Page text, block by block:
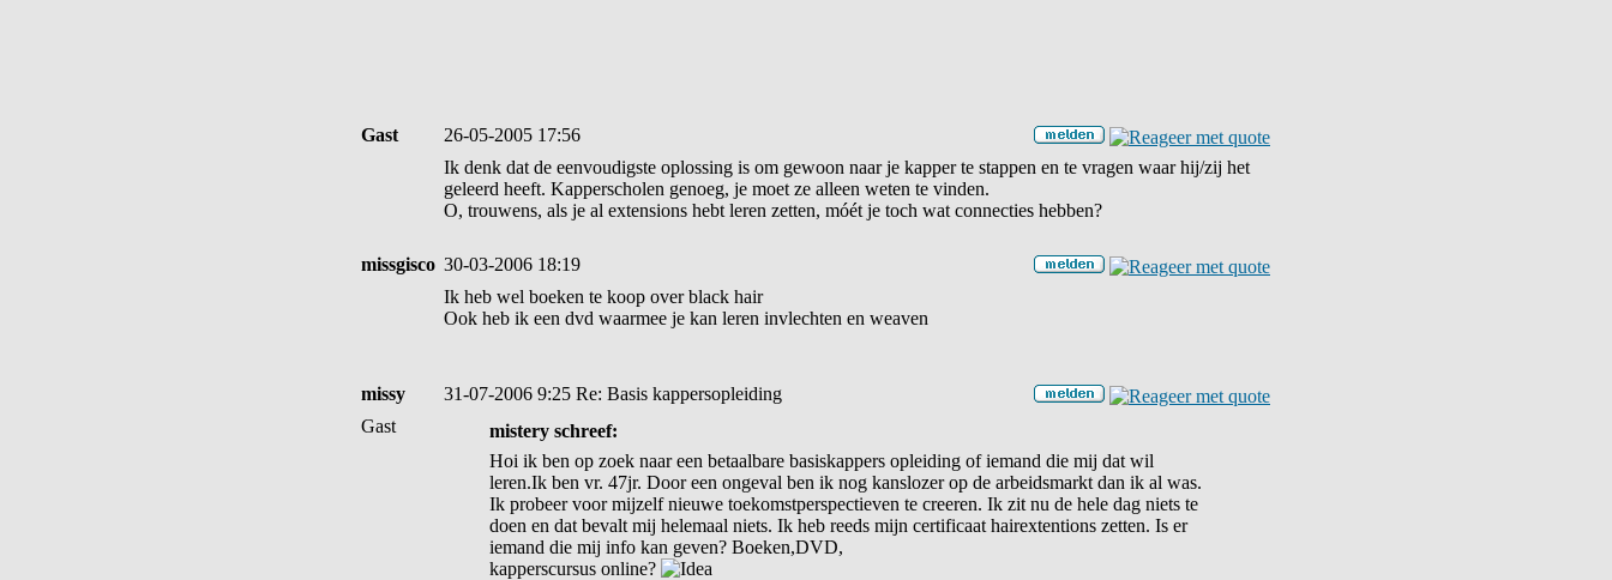
Gast
26-05-2005 17:56
Ik denk dat de eenvoudigste oplossing is om gewoon naar je kapper te stappen en te vragen waar hij/zij het
geleerd heeft. Kapperscholen genoeg, je moet ze alleen weten te vinden.
O, trouwens, als je al extensions hebt leren zetten, móét je toch wat connecties hebben?
missgisco 30-03-2006 18:19
Ik heb wel boeken te koop over black hair
Ook heb ik een dvd waarmee je kan leren invlechten en weaven
missy 31-07-2006 9:25 Re: Basis kappersopleiding
Gast
mistery schreef:
Hoi ik ben op zoek naar een betaalbare basiskappers opleiding of iemand die mij dat wil
leren.Ik ben vr. 47jr. Door een ongeval ben ik nog kanslozer op de arbeidsmarkt dan ik al was.
Ik probeer voor mijzelf nieuwe toekomstperspectieven te creeren. Ik zit nu de hele dag niets te
doen en dat bevalt mij helemaal niets. Ik heb reeds mijn certificaat hairextentions zetten. Is er
iemand die mij info kan geven? Boeken,DVD,
kapperscursus online?